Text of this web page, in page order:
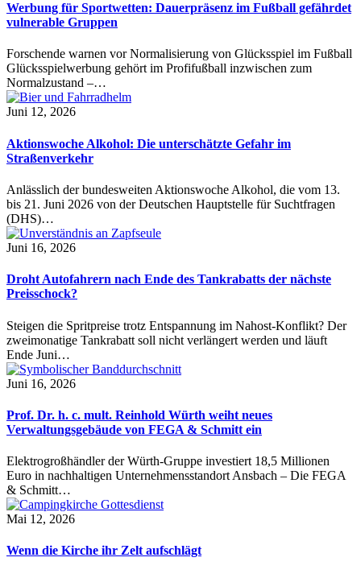
Werbung für Sportwetten: Dauerpräsenz im Fußball gefährdet
vulnerable Gruppen
Forschende warnen vor Normalisierung von Glücksspiel im Fußball
Glücksspielwerbung gehört im Profifußball inzwischen zum
Normalzustand –…
Juni 12, 2026
Aktionswoche Alkohol: Die unterschätzte Gefahr im
Straßenverkehr
Anlässlich der bundesweiten Aktionswoche Alkohol, die vom 13.
bis 21. Juni 2026 von der Deutschen Hauptstelle für Suchtfragen
(DHS)…
Juni 16, 2026
Droht Autofahrern nach Ende des Tankrabatts der nächste
Preisschock?
Steigen die Spritpreise trotz Entspannung im Nahost-Konflikt? Der
zweimonatige Tankrabatt soll nicht verlängert werden und läuft
Ende Juni…
Juni 16, 2026
Prof. Dr. h. c. mult. Reinhold Würth weiht neues
Verwaltungsgebäude von FEGA & Schmitt ein
Elektrogroßhändler der Würth-Gruppe investiert 18,5 Millionen
Euro in nachhaltigen Unternehmensstandort Ansbach – Die FEGA
& Schmitt…
Mai 12, 2026
Wenn die Kirche ihr Zelt aufschlägt